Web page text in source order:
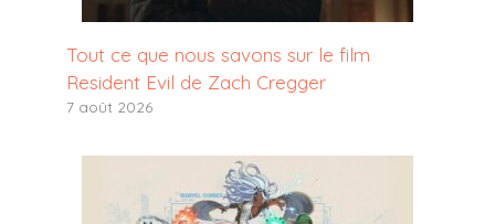
Tout ce que nous savons sur le film
Resident Evil de Zach Cregger
7 août 2026